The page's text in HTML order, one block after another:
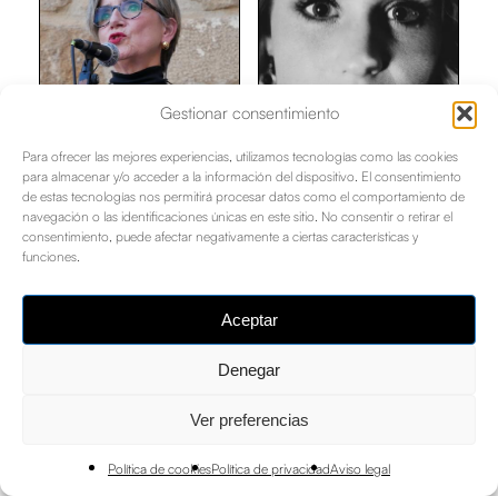
Gestionar consentimiento
Para ofrecer las mejores experiencias, utilizamos tecnologías como las cookies
para almacenar y/o acceder a la información del dispositivo. El consentimiento
de estas tecnologías nos permitirá procesar datos como el comportamiento de
navegación o las identificaciones únicas en este sitio. No consentir o retirar el
consentimiento, puede afectar negativamente a ciertas características y
funciones.
Aceptar
Denegar
Ver preferencias
Política de cookiesPolítica de privacidadAviso legal
Liso Aldaz,
Cristina
Lizarbe
Horcada, Tadea
Ana